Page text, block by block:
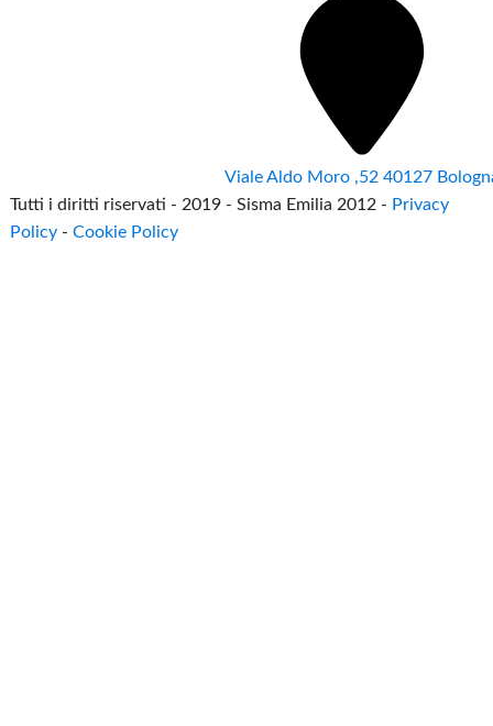
Viale Aldo Moro ,52 40127
Tutti i diritti riservati - 2019 - Sisma Emilia 2012 - Privacy
Policy -Cookie Policy